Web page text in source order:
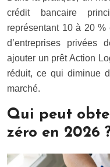
crédit bancaire
représentant 10 à 20
d’entreprises
ajouter un prêt Action
réduit, ce qui diminue
marché.
Qui peut
zéro en 2026